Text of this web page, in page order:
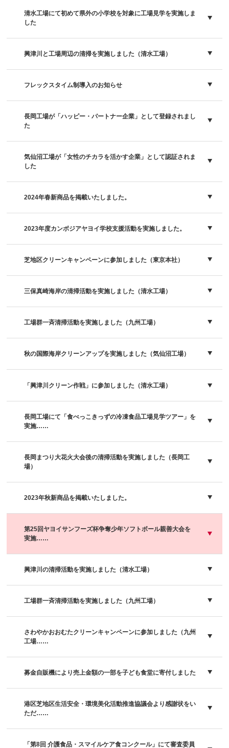
清水工場にて初めて県外の小学校を対象に工場見学を実施しま
した
興津川と工場周辺の清掃を実施しました（清水工場）
フレックスタイム制導入のお知らせ
長岡工場が「ハッピー・パートナー企業」として登録されまし
た
気仙沼工場が「女性のチカラを活かす企業」として認証されま
した
2024年春新商品を掲載いたしました。
2023年度カンボジアヤヨイ学校支援活動を実施しました。
芝地区クリーンキャンペーンに参加しました（東京本社）
三保真崎海岸の清掃活動を実施しました（清水工場）
工場群一斉清掃活動を実施しました（九州工場）
秋の国際海岸クリーンアップを実施しました（気仙沼工場）
「興津川クリーン作戦」に参加しました（清水工場）
長岡工場にて「食べっこきっずの冷凍食品工場見学ツアー」を
実施……
長岡まつり大花火大会後の清掃活動を実施しました（長岡工
場）
2023年秋新商品を掲載いたしました。
第25回ヤヨイサンフーズ杯争奪少年ソフトボール親善大会を
実施……
興津川の清掃活動を実施しました（清水工場）
工場群一斉清掃活動を実施しました（九州工場）
さわやかおおむたクリーンキャンペーンに参加しました（九州
工場……
募金自販機により売上金額の一部を子ども食堂に寄付しました
港区芝地区生活安全・環境美化活動推進協議会より感謝状をい
ただ……
「第8回 介護食品・スマイルケア食コンクール」にて審査委員